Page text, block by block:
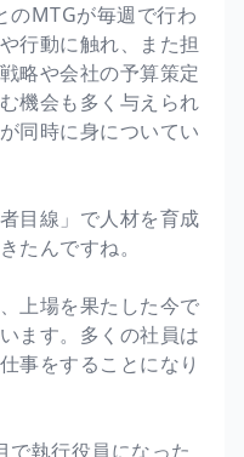
のMTGが毎週で行わ
行動に触れ、また担
略や会社の予算策定
機会も多く与えられ
同時に身についてい
目線」で人材を育成
たんですね。
上場を果たした今で
ます。多くの社員は
事をすることになり
で執行役員になった